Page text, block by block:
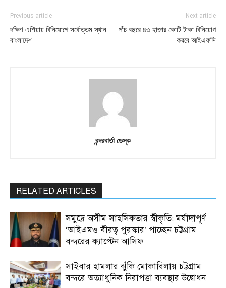
Previous article
দক্ষিণ এশিয়ায় বিনিয়োগে সর্বোত্তম স্থান
বাংলাদেশ
Next article
পাঁচ বছরে ৪৩ হাজার কোটি টাকা বিনিয়োগ
করবে আইএফসি
বন্দরবার্তা ডেস্ক
RELATED ARTICLES
সমুদ্রে অসীম সাহসিকতার স্বীকৃতি: মর্যাদাপূর্ণ
‘আইএমও বীরত্ব পুরস্কার’ পাচ্ছেন চট্টগ্রাম
বন্দরের ক্যাপ্টেন আসিফ
সাইবার হামলার ঝুঁকি মোকাবিলায় চট্টগ্রাম
বন্দরে অত্যাধুনিক নিরাপত্তা ব্যবস্থার উদ্বোধন